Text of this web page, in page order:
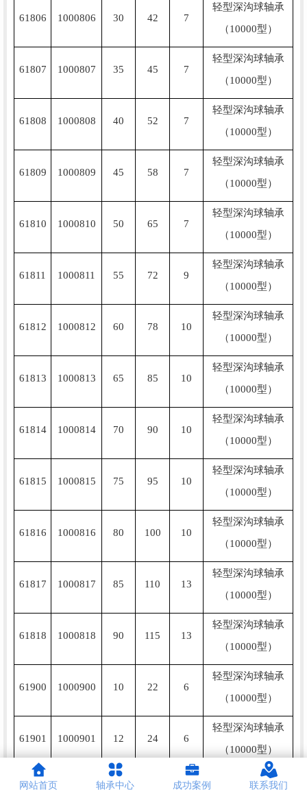
61806 1000806 30 42 7
轻型深沟球轴承
（10000型）
61807 1000807 35 45 7
轻型深沟球轴承
（10000型）
61808 1000808 40 52 7
轻型深沟球轴承
（10000型）
61809 1000809 45 58 7
轻型深沟球轴承
（10000型）
61810 1000810 50 65 7
轻型深沟球轴承
（10000型）
61811 1000811 55 72 9
轻型深沟球轴承
（10000型）
61812 1000812 60 78 10
轻型深沟球轴承
（10000型）
61813 1000813 65 85 10
轻型深沟球轴承
（10000型）
61814 1000814 70 90 10
轻型深沟球轴承
（10000型）
61815 1000815 75 95 10
轻型深沟球轴承
（10000型）
61816 1000816 80 100 10
轻型深沟球轴承
（10000型）
61817 1000817 85 110 13
轻型深沟球轴承
（10000型）
61818 1000818 90 115 13
轻型深沟球轴承
（10000型）
61900 1000900 10 22 6
轻型深沟球轴承
（10000型）
61901 1000901 12 24 6
轻型深沟球轴承
（10000型）
61902 15 7
轻型深沟球轴承
网站首页 轴承中心 成功案例 联系我们